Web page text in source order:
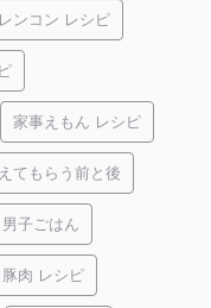
レンコン レシピ
家事えもん レシピ
てもらう前と後
男子ごはん
豚肉 レシピ